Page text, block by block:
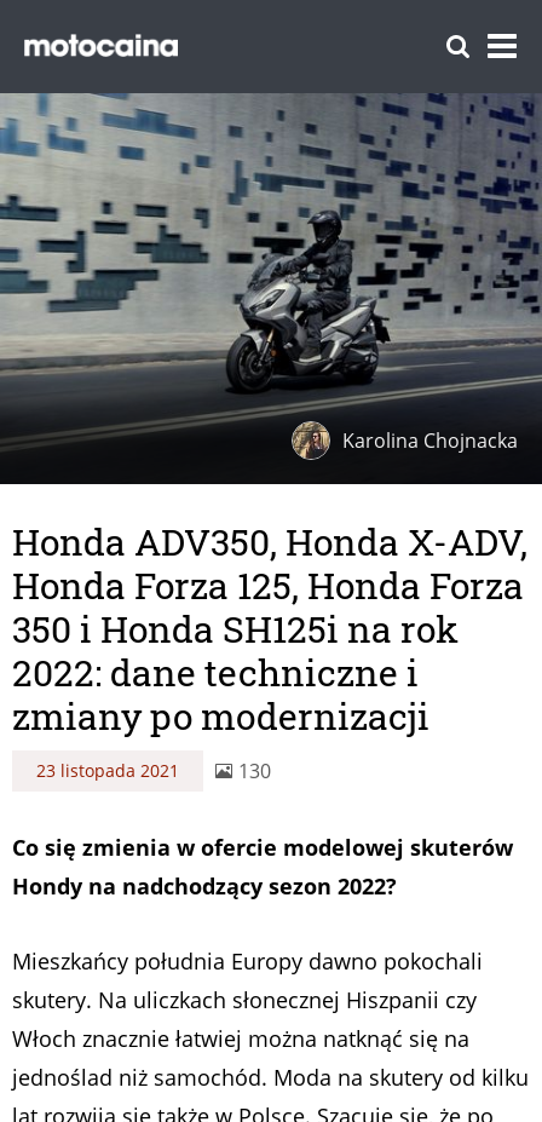
Karolina Chojnacka
Honda ADV350, Honda X-ADV,
Honda Forza 125, Honda Forza
350 i Honda SH125i na rok
2022: dane techniczne i
zmiany po modernizacji
23 listopada 2021 130
Co się zmienia w ofercie modelowej skuterów
Hondy na nadchodzący sezon 2022?
Mieszkańcy południa Europy dawno pokochali
skutery. Na uliczkach słonecznej Hiszpanii czy
Włoch znacznie łatwiej można natknąć się na
jednoślad niż samochód. Moda na skutery od kilku
lat rozwija się także w Polsce. Szacuje się, że po